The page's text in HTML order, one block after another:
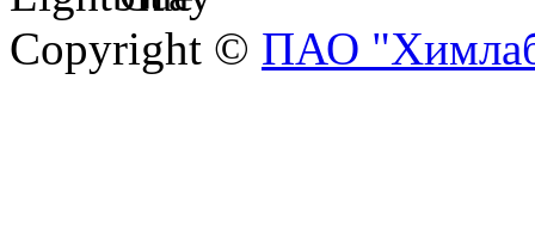
Copyright © ПАО